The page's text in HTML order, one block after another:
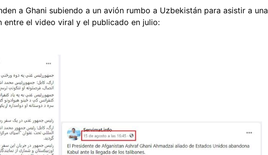
a Ghani subiendo a un avión rumbo a Uzbekistán para asistir a una
entre el video viral y el publicado en julio: